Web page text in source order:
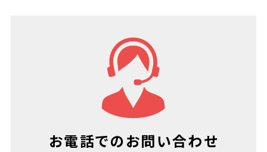
お電話でのお問い合わせ